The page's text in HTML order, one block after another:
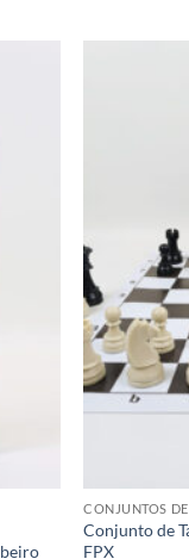
de
CONJUNTOS
Conjunto de
FPX